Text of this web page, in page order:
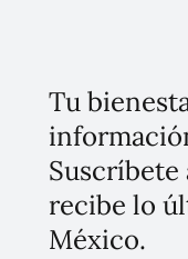
Tu
recibe lo
México.